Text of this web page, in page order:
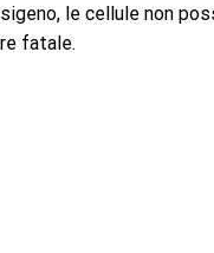
le cellule non
fatale.